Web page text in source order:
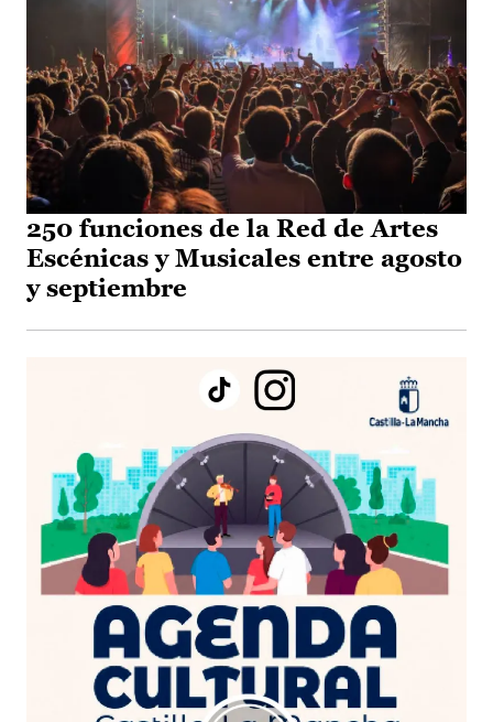
250 funciones de la Red de Artes
Escénicas y Musicales entre agosto
y septiembre